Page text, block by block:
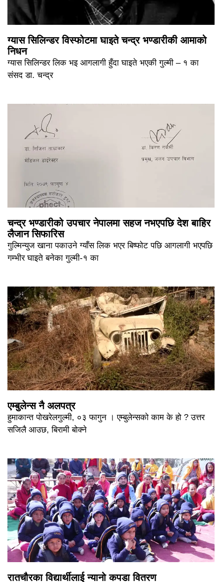
ग्यास सिलिन्डर विस्फोटमा घाइते चन्द्र भण्डारीकी आमाको
निधन
ग्यास सिलिन्डर लिक भइ आगलागी हुँदा घाइते भएकी गुल्मी – १ का
संसद डा. चन्द्र
चन्द्र भण्डारीको उपचार नेपालमा सहज नभएपछि देश बाहिर
लैजान सिफारिस
गुल्मिन्युज खाना पकाउने ग्याँस लिक भएर बिष्फोट पछि आगलागी भएपछि
गम्भीर घाइते बनेका गुल्मी-१ का
एम्बुलेन्स नै अलपत्र
हुमाकान्त पोखरेलगुल्मी, ०३ फागुन । एम्बुलेन्सको काम के हो ? उत्तर
सजिलै आउछ, बिरामी बोक्ने
रातचौरका विद्यार्थीलाई न्यानो कपडा वितरण